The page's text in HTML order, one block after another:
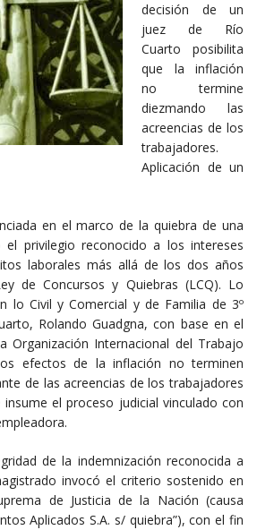
decisión de un
juez de Río
Cuarto posibilita
que la inflación
no termine
diezmando las
acreencias de los
trabajadores.
Aplicación de un
en el marco de la quiebra de una
el privilegio reconocido a los intereses
laborales más allá de los dos años
de Concursos y Quiebras (LCQ). Lo
lo Civil y Comercial y de Familia de 3º
Rolando Guadgna, con base en el
Organización Internacional del Trabajo
efectos de la inflación no terminen
de las acreencias de los trabajadores
el proceso judicial vinculado con
de la indemnización reconocida a
invocó el criterio sostenido en
de Justicia de la Nación (causa
Aplicados S.A. s/ quiebra”), con el fin